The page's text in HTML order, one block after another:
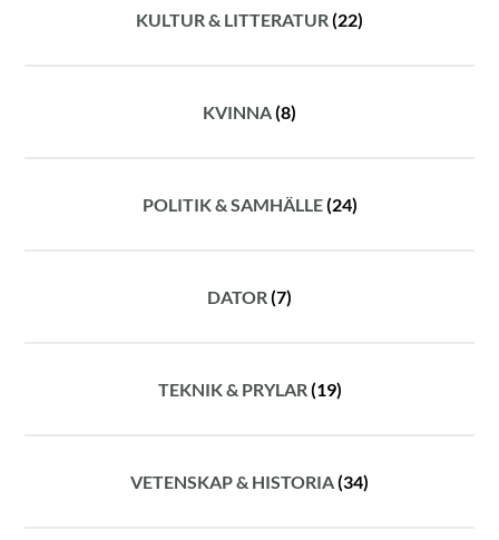
KULTUR & LITTERATUR(22)
KVINNA(8)
POLITIK & SAMHÄLLE(24)
DATOR(7)
TEKNIK & PRYLAR(19)
VETENSKAP & HISTORIA(34)